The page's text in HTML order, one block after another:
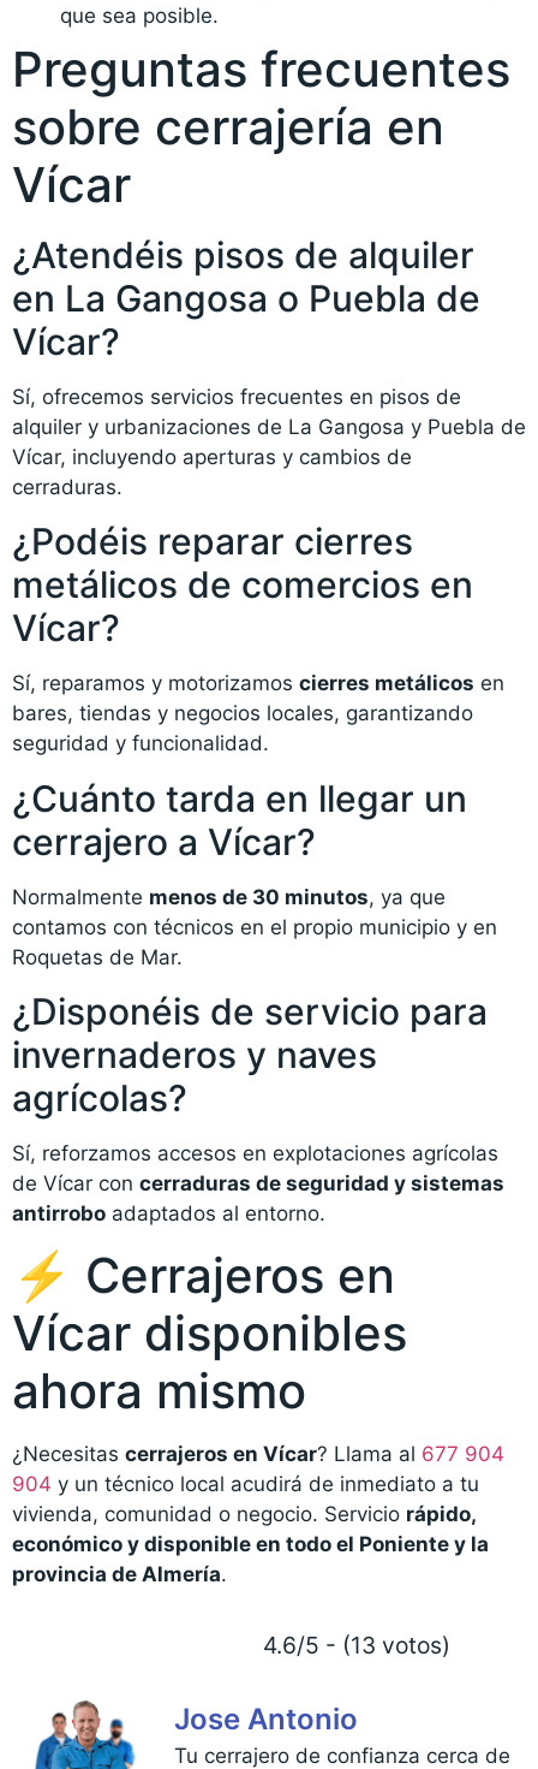
que sea posible.
Preguntas frecuentes
sobre cerrajería en
Vícar
¿Atendéis pisos de alquiler
en La Gangosa o Puebla de
Vícar?
Sí, ofrecemos servicios frecuentes en pisos de
alquiler y urbanizaciones de La Gangosa y Puebla de
Vícar, incluyendo aperturas y cambios de
cerraduras.
¿Podéis reparar cierres
metálicos de comercios en
Vícar?
Sí, reparamos y motorizamos cierres metálicos en
bares, tiendas y negocios locales, garantizando
seguridad y funcionalidad.
¿Cuánto tarda en llegar un
cerrajero a Vícar?
Normalmente menos de 30 minutos, ya que
contamos con técnicos en el propio municipio y en
Roquetas de Mar.
¿Disponéis de servicio para
invernaderos y naves
agrícolas?
Sí, reforzamos accesos en explotaciones agrícolas
de Vícar con cerraduras de seguridad y sistemas
antirrobo adaptados al entorno.
⚡ Cerrajeros en
Vícar disponibles
ahora mismo
¿Necesitas cerrajeros en Vícar? Llama al 677 904
904 y un técnico local acudirá de inmediato a tu
vivienda, comunidad o negocio. Servicio rápido,
económico y disponible en todo el Poniente y la
provincia de Almería.
4.6/5 - (13 votos)
Jose Antonio
Tu cerrajero de confianza cerca de